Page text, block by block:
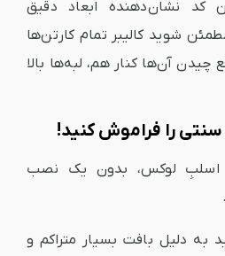
کد نشان‌دهنده ابعاد دقیق
شوید کالیبر تمام کارتن‌ها
چیدن آن‌ها کنار هم، لبه‌ها بالا
را فراموش کنید!
اسلبِ لوکس، بدون یک نصب
به دلیل بافت بسیار متراکم و